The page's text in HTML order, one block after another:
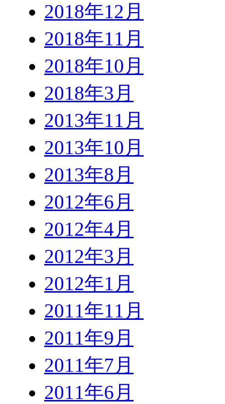
2018年12月
2018年11月
2018年10月
2018年3月
2013年11月
2013年10月
2013年8月
2012年6月
2012年4月
2012年3月
2012年1月
2011年11月
2011年9月
2011年7月
2011年6月